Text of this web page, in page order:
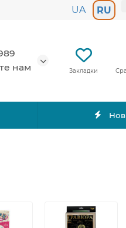
UA RU
нам
Закладки